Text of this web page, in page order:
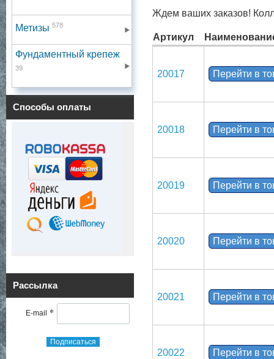
Метизы 578
Фундаментный крепеж
39
Способы оплаты
Рассылка
E-mail *
Подписаться
Ждем ваших заказов!
Артикул
20017 Перейти в
20018 Перейти в
20019 Перейти в
20020 Перейти в
20021 Перейти в
20022 Перейти в